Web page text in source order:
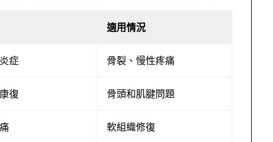
適用情況
症 骨裂、慢性疼痛
復 骨頭和肌腱問題
軟組織修復